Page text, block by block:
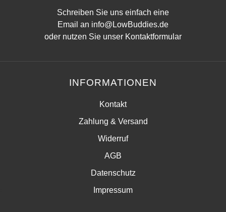
Schreiben Sie uns einfach eine
Email an info@LowBuddies.de
oder nutzen Sie unser Kontaktformular
INFORMATIONEN
Kontakt
Zahlung & Versand
Widerruf
AGB
Datenschutz
Impressum